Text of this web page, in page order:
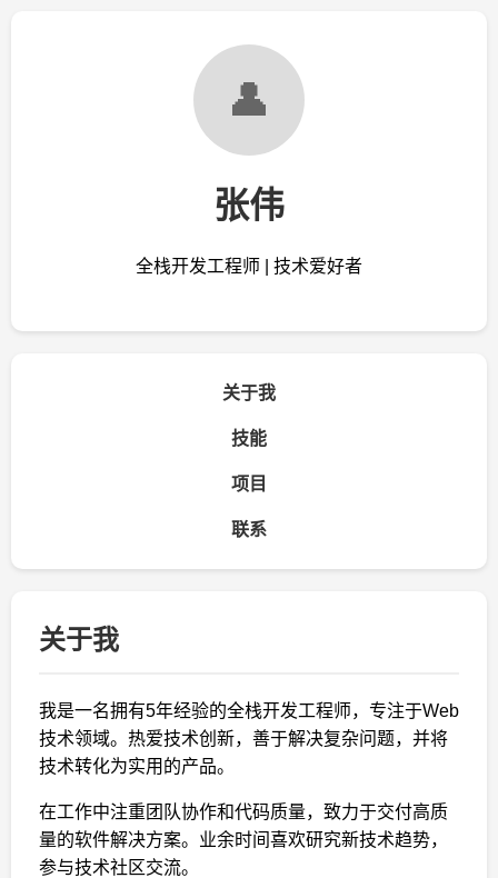
👤
张伟
全栈开发工程师 | 技术爱好者
关于我
技能
项目
联系
关于我
我是一名拥有5年经验的全栈开发工程师，专注于Web
技术领域。热爱技术创新，善于解决复杂问题，并将
技术转化为实用的产品。
在工作中注重团队协作和代码质量，致力于交付高质
量的软件解决方案。业余时间喜欢研究新技术趋势，
参与技术社区交流。